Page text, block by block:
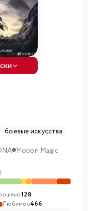
боевые искусства
Motion Magic
128
Любимое466